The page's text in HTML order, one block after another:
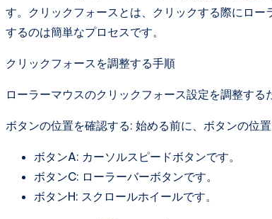
す。クリックフォースとは、クリックする際にロ
するのは簡単なプロセスです。
クリックフォースを調整する手順
ローラーマウスのクリックフォース設定を調整する
ボタンの位置を確認する: 始める前に、ボタンの位置
ボタンA: カーソルスピードボタンです。
ボタンC: ローラーバーボタンです。
ボタンH: スクロールホイールです。